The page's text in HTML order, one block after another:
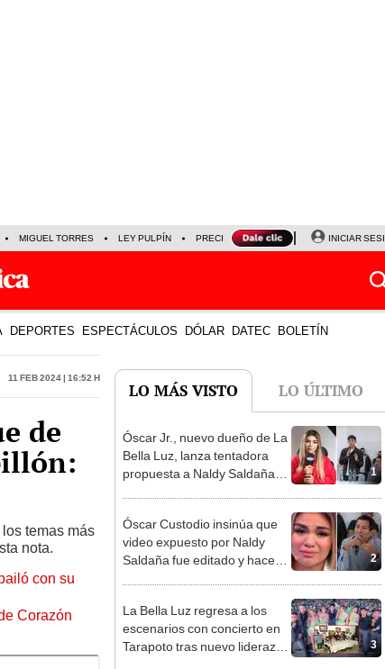
MIGUEL TORRES LEY PULPÍN PRECIO DEL DÓLAR CORTE DE LUZ
INICIAR
DEPORTES ESPECTÁCULOS DÓLAR DATEC BOLETÍN
11 Feb 2024 | 16:52 h
de
temas más
nota.
con su
Corazón
LO MÁS VISTO LO ÚLTIMO
1
Óscar Jr., nuevo dueño de La
Bella Luz, lanza tentadora
propuesta a Naldy Saldaña
tipo de ley”
2
Óscar Custodio insinúa que
video expuesto por Naldy
Saldaña fue editado y hace
3
La Bella Luz regresa a los
escenarios con concierto en
Tarapoto tras nuevo liderazgo